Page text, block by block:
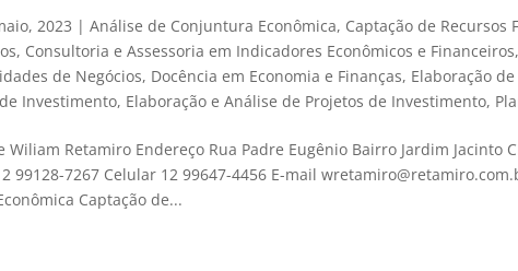
2023 |Análise de Conjuntura Econômica, Captação de Recursos
, Consultoria e Assessoria em Indicadores Econômicos e Financeiros,
de Negócios, Docência em Economia e Finanças, Elaboração
Investimento, Elaboração e Análise de Projetos de Investimento,
Wiliam Retamiro Endereço Rua Padre Eugênio Bairro Jardim Jacinto
99128-7267 Celular 12 99647-4456 E-mail
Captação de...